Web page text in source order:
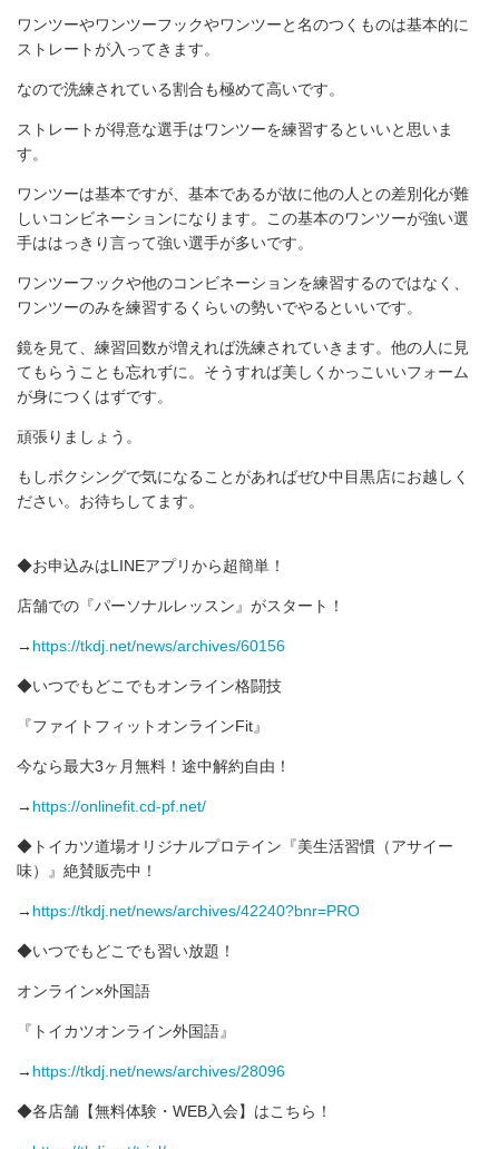
ワンツーやワンツーフックやワンツーと名のつくものは基本的に
ストレートが入ってきます。
なので洗練されている割合も極めて高いです。
ストレートが得意な選手はワンツーを練習するといいと思いま
す。
ワンツーは基本ですが、基本であるが故に他の人との差別化が難
しいコンビネーションになります。この基本のワンツーが強い選
手ははっきり言って強い選手が多いです。
ワンツーフックや他のコンビネーションを練習するのではなく、
ワンツーのみを練習するくらいの勢いでやるといいです。
鏡を見て、練習回数が増えれば洗練されていきます。他の人に見
てもらうことも忘れずに。そうすれば美しくかっこいいフォーム
が身につくはずです。
頑張りましょう。
もしボクシングで気になることがあればぜひ中目黒店にお越しく
ださい。お待ちしてます。
◆お申込みはLINEアプリから超簡単！
店舗での『パーソナルレッスン』がスタート！
→ https://tkdj.net/news/archives/60156
◆いつでもどこでもオンライン格闘技
‪『ファイトフィットオンラインFit』
‬‪今なら‬最大3ヶ月無料！途中解約自由！‬
‪→ https://onlinefit.cd-pf.net/
◆トイカツ道場オリジナルプロテイン『美生活習慣（アサイー
味）』絶賛販売中！
→ https://tkdj.net/news/archives/42240?bnr=PRO
◆いつでもどこでも習い放題！
オンライン×外国語
『トイカツオンライン外国語』
→ https://tkdj.net/news/archives/28096
◆各店舗【無料体験・WEB入会】はこちら！